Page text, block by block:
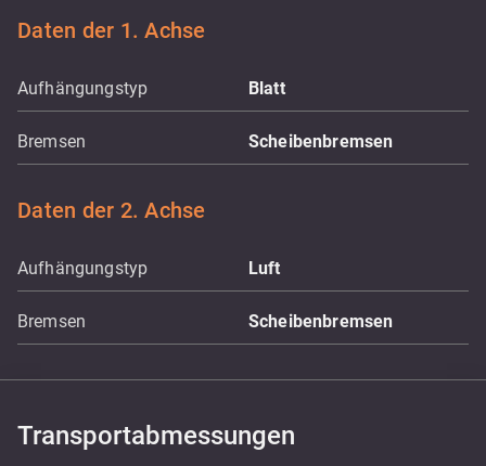
Daten der 1. Achse
Aufhängungstyp Blatt
Bremsen Scheibenbremsen
Daten der 2. Achse
Aufhängungstyp Luft
Bremsen Scheibenbremsen
Transportabmessungen